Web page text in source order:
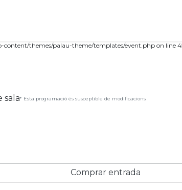
themes/palau-theme/templates/event.php on line
sala* Esta programació és susceptible de modificacions
Comprar entrada